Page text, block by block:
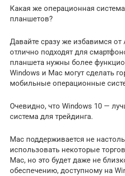
Какая же операционная
планшетов?
Давайте сразу же избавимся от
отлично подходят для
планшета нужны более
Windows и Mac могут сделать
мобильные операционные
Очевидно, что Windows 10 —
система для трейдинга.
Mac поддерживается не
использовать некоторые
Mac, но это будет даже не
обеспечению, доступному на